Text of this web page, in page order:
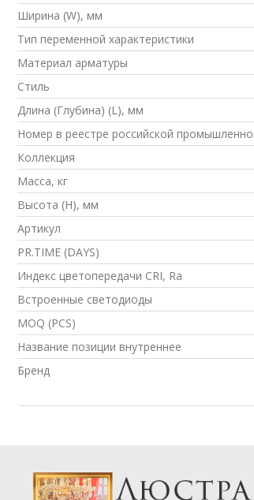
Ширина (W), мм
Тип переменной характеристики
Материал арматуры
Стиль
Длина (Глубина) (L), мм
Номер в реестре российской
Коллекция
Масса, кг
Высота (H), мм
Артикул
PR.TIME (DAYS)
Индекс цветопередачи CRI, Ra
Встроенные светодиоды
MOQ (PCS)
Название позиции внутреннее
Бренд